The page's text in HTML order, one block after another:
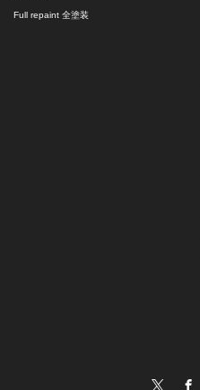
Full repaint 全塗装
InstagramRSS